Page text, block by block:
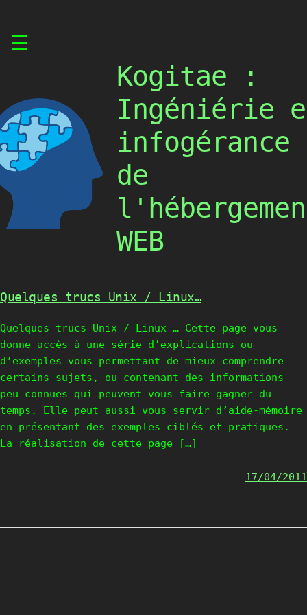
☰
Kogitae :
Ingéniérie
infogérance
de
WEB
Quelques trucs Unix / Linux…
Quelques trucs Unix / Linux … Cette page vous
donne accès à une série d’explications ou
d’exemples vous permettant de mieux comprendre
certains sujets, ou contenant des informations
peu connues qui peuvent vous faire gagner du
temps. Elle peut aussi vous servir d’aide-mémoire
en présentant des exemples ciblés et pratiques.
La réalisation de cette page […]
17/04/2011